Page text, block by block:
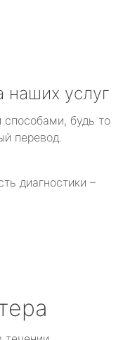
наших услуг
будь то
перевод.
диагностики –